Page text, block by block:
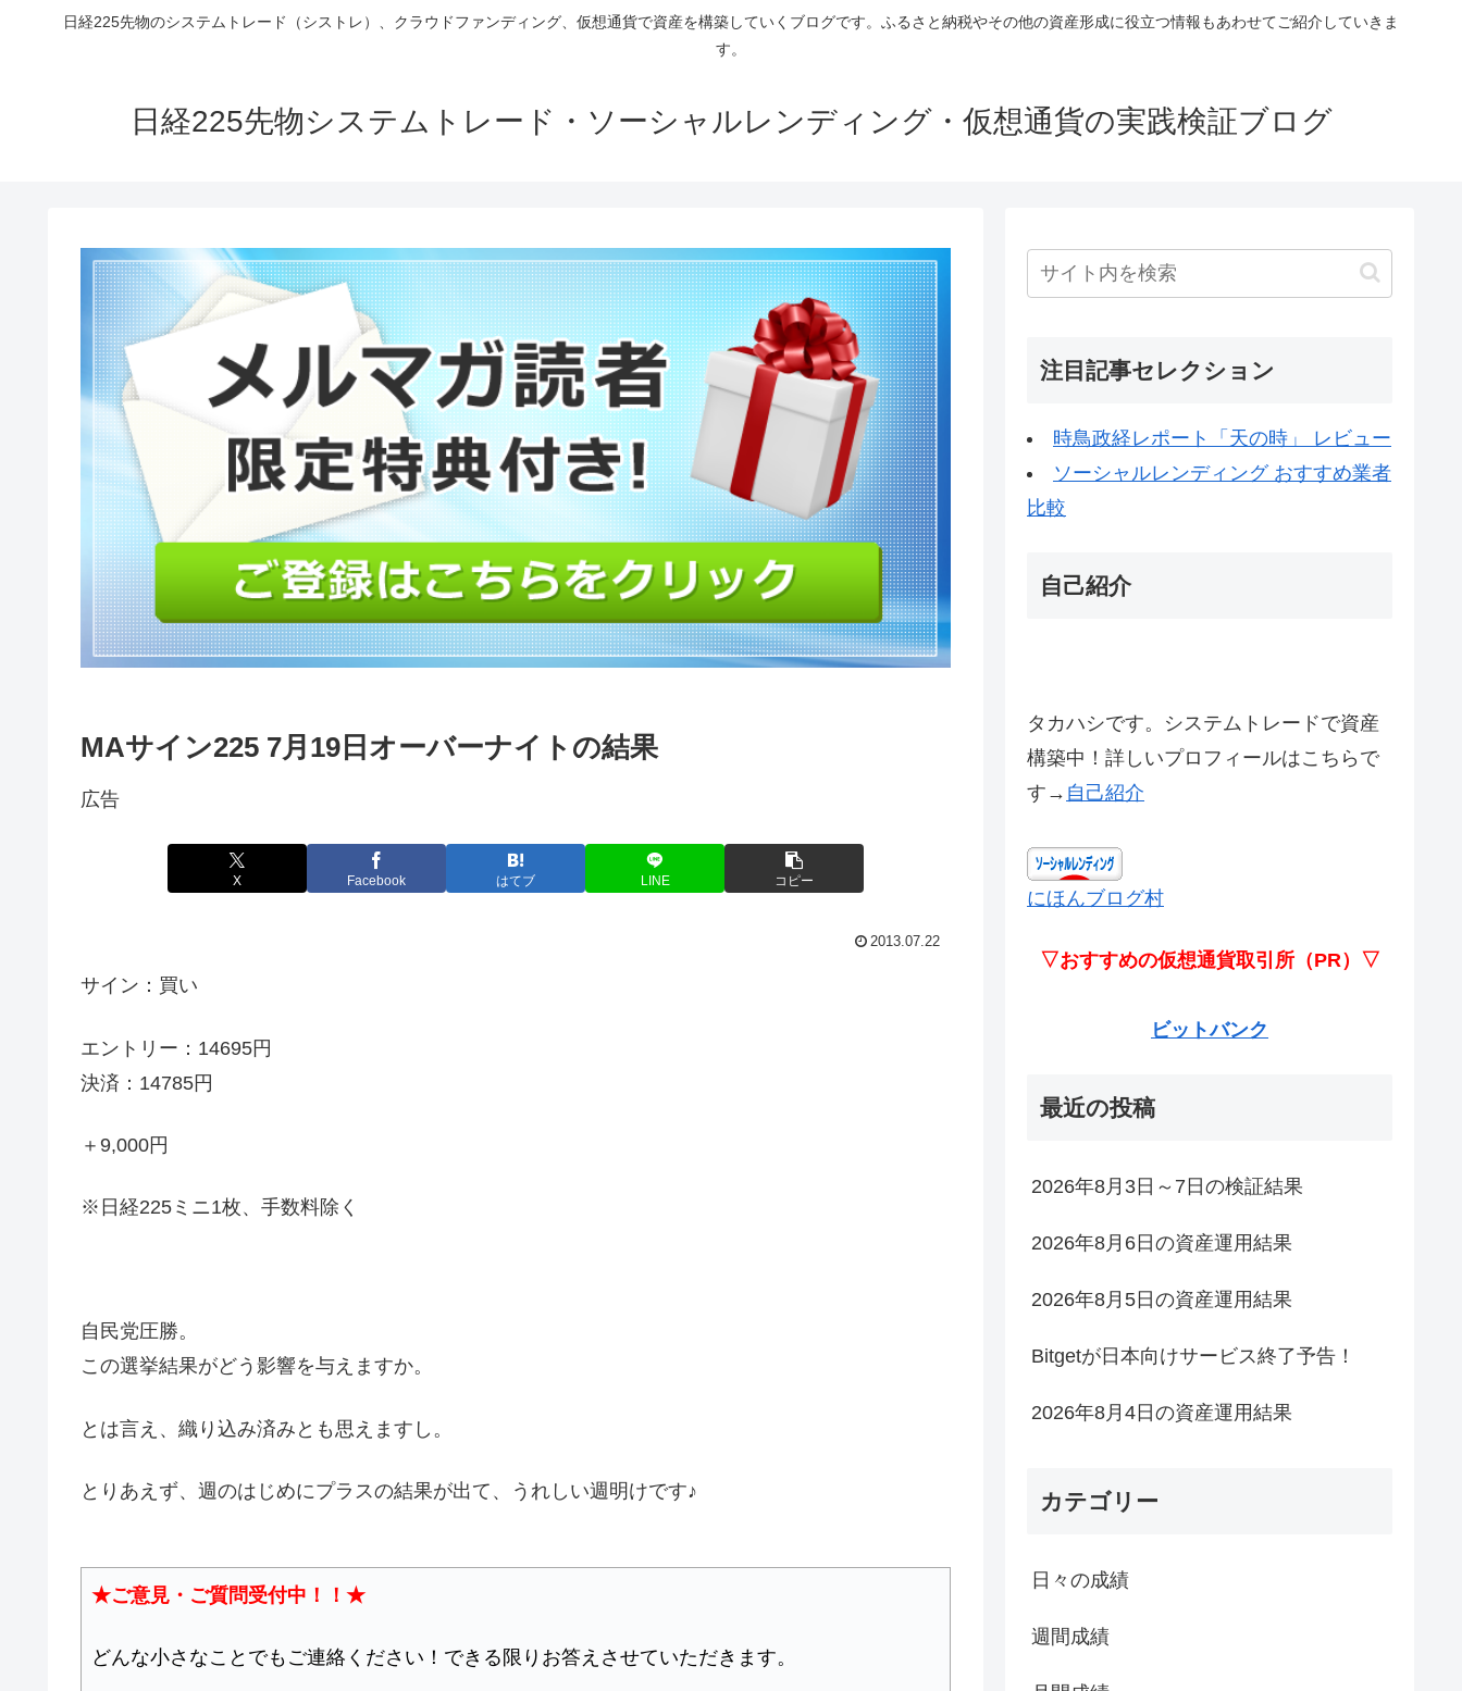
日経225先物のシステムトレード（シストレ）、クラウドファンディング、仮想通貨で資産を構築していくブログです。ふるさと納税やその他の資産形成に役立つ情報もあわせてご紹介していきま
す。
日経225先物システムトレード・ソーシャルレンディング・仮想通貨の実践検証ブログ
MAサイン225 7月19日オーバーナイトの結果
広告
X Facebook はてブ LINE コピー
2013.07.22
サイン：買い
エントリー：14695円
決済：14785円
＋9,000円
※日経225ミニ1枚、手数料除く
自民党圧勝。
この選挙結果がどう影響を与えますか。
とは言え、織り込み済みとも思えますし。
とりあえず、週のはじめにプラスの結果が出て、うれしい週明けです♪
★ご意見・ご質問受付中！！★
どんな小さなことでもご連絡ください！できる限りお答えさせていただきます。
注目記事セレクション
時鳥政経レポート「天の時」 レビュー
ソーシャルレンディング おすすめ業者
比較
自己紹介
タカハシです。システムトレードで資産
構築中！詳しいプロフィールはこちらで
す→ 自己紹介
にほんブログ村
▽おすすめの仮想通貨取引所（PR）▽
ビットバンク
最近の投稿
2026年8月3日～7日の検証結果
2026年8月6日の資産運用結果
2026年8月5日の資産運用結果
Bitgetが日本向けサービス終了予告！
2026年8月4日の資産運用結果
カテゴリー
日々の成績
週間成績